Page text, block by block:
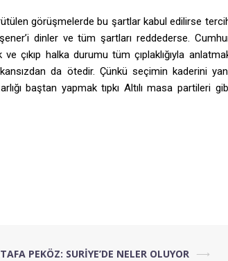
görüşmelerde bu şartlar kabul edilirse
dinler ve tüm şartları reddederse.
çıkıp halka durumu tüm çıplaklığıyla
da ötedir. Çünkü seçimin kaderini
baştan yapmak tıpkı Altılı masa partileri
PEKÖZ: SURİYE’DE NELER OLUYOR ⟶